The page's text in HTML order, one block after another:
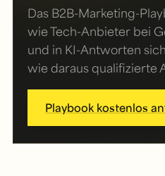
Das B2B-Marketing-
wie Tech-Anbieter bei
und in KI-Antworten
wie daraus qualifizierte
Playbook kostenlos